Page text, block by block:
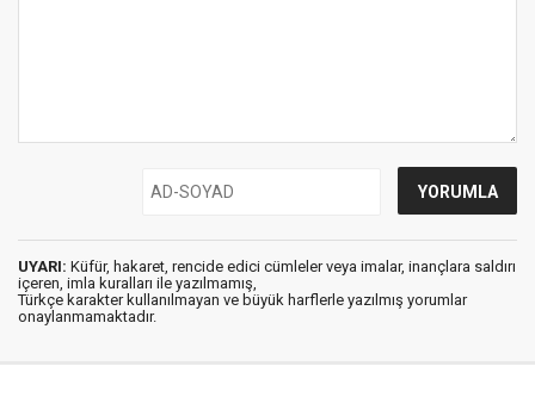
UYARI: Küfür, hakaret, rencide edici cümleler veya imalar, inançlara saldırı
içeren, imla kuralları ile yazılmamış,
Türkçe karakter kullanılmayan ve büyük harflerle yazılmış yorumlar
onaylanmamaktadır.